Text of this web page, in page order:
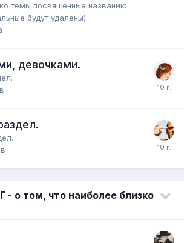
темы посвященные названию
будут удалены)
девочками.
о том, что наиболее близко